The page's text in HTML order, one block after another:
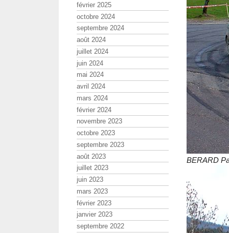
BERARD
février 2025
octobre 2024
septembre 2024
août 2024
juillet 2024
juin 2024
mai 2024
avril 2024
mars 2024
février 2024
novembre 2023
octobre 2023
septembre 2023
août 2023
juillet 2023
juin 2023
mars 2023
février 2023
janvier 2023
septembre 2022